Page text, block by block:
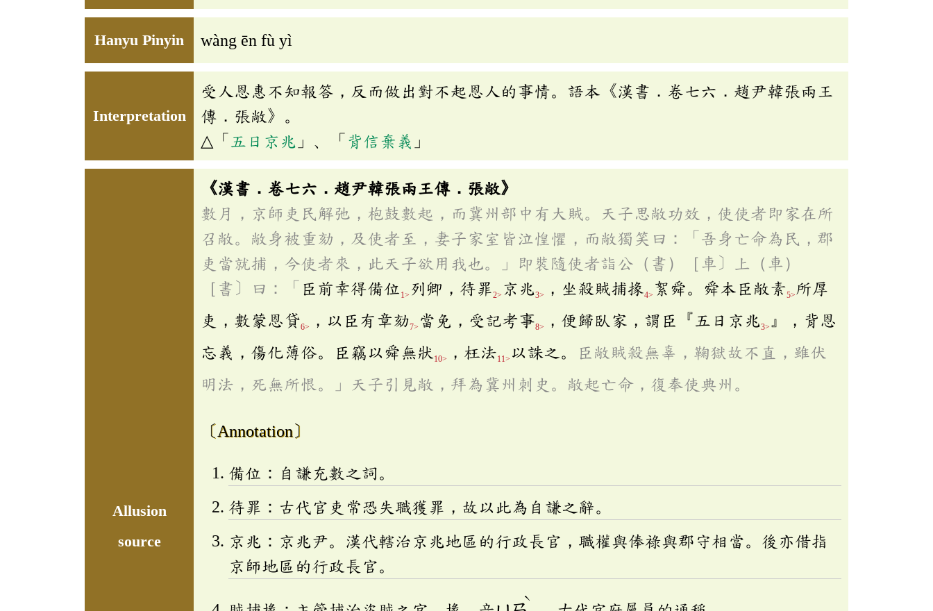
Hanyu Pinyin wàng ēn fù yì
Interpretation
受人恩惠不知報答，反而做出對不起恩人的事情。語本《漢書．卷七六．趙尹韓張兩王
傳．張敞》。
△「 五日京兆 」、「 背信棄義 」
Allusion
source
《漢書．卷七六．趙尹韓張兩王傳．張敞》
數月，京師吏民解弛，枹鼓數起，而冀州部中有大賊。天子思敞功效，使使者即家在所
召敞。敞身被重劾，及使者至，妻子家室皆泣惶懼，而敞獨笑曰：「吾身亡命為民，郡
吏當就捕，今使者來，此天子欲用我也。」即裝隨使者詣公（書）［車〕上（車）
［書〕曰：「 臣前幸得備位 1> 列卿，待罪2> 京兆3> ，坐殺賊捕掾4> 絮舜。舜本臣敞素5> 所厚
吏，數蒙恩貸6> ，以臣有章劾7> 當免，受記考事8> ，便歸臥家，謂臣『五日京兆3> 』，背恩
忘義，傷化薄俗。臣竊以舜無狀 10> ，枉法11> 以誅之。
臣敞賊殺無辜，鞠獄故不直，雖伏
明法，死無所恨。」天子引見敞，拜為冀州刺史。敞起亡命，復奉使典州。
〔Annotation〕
備位：自謙充數之詞。
待罪：古代官吏常恐失職獲罪，故以此為自謙之辭。
京兆：京兆尹。漢代轄治京兆地區的行政長官，職權與俸祿與郡守相當。後亦借指
京師地區的行政長官。
ˋ